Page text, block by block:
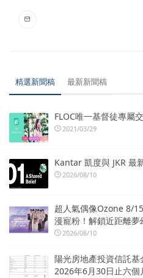
精選新聞稿 最新新聞稿
FLOC唯一基督徒專屬
2021/03/29
Kantar 凱度與 JKR 最
2026/08/10
超人氣偶像Ozone 8/
漫寵粉！解鎖近距離夢
2026/08/10
陽光房地產投資信託
2026年6月30日止六個